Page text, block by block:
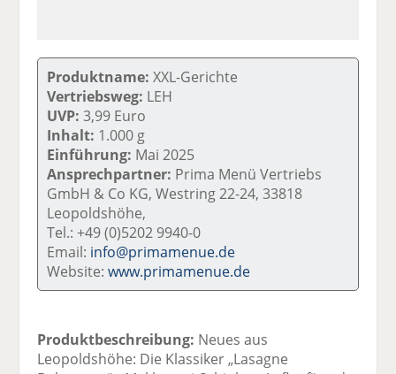
Produktname: XXL-Gerichte
Vertriebsweg: LEH
UVP: 3,99 Euro
Inhalt: 1.000 g
Einführung: Mai 2025
Ansprechpartner: Prima Menü Vertriebs
GmbH & Co KG, Westring 22-24, 33818
Leopoldshöhe,
Tel.: +49 (0)5202 9940-0
Email: info@primamenue.de
Website:www.primamenue.de
Produktbeschreibung: Neues aus
Leopoldshöhe: Die Klassiker „Lasagne